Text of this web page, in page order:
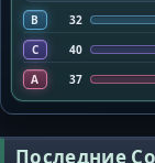
B
32
C
40
A
37
Последние